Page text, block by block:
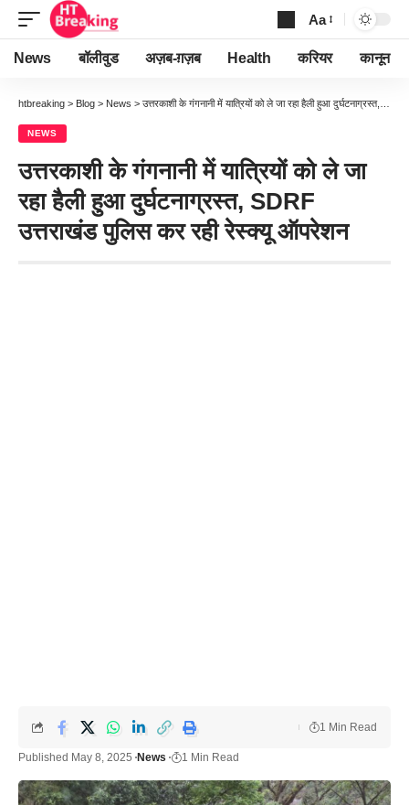
Font
Resizer
Aa
News बॉलीवुड अज़ब-ग़ज़ब Health करियर कानून
htbreaking > Blog > News > उत्तरकाशी के गंगनानी में यात्रियों को ले जा रहा हैली हुआ दुर्घटनाग्रस्त, SDRF उत्तराखंड पुलिस कर रही रेस्क्यू ऑपरेशन
NEWS
उत्तरकाशी के गंगनानी में यात्रियों को ले जा
रहा हैली हुआ दुर्घटनाग्रस्त, SDRF
उत्तराखंड पुलिस कर रही रेस्क्यू ऑपरेशन
Published May 8, 2025 News 1 Min Read
1 Min Read